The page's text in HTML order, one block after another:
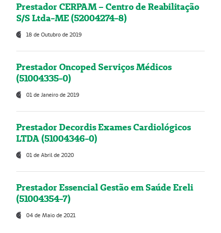
Prestador CERPAM – Centro de Reabilitação
S/S Ltda-ME (52004274-8)
18 de Outubro de 2019
Prestador Oncoped Serviços Médicos
(51004335-0)
01 de Janeiro de 2019
Prestador Decordis Exames Cardiológicos
LTDA (51004346-0)
01 de Abril de 2020
Prestador Essencial Gestão em Saúde Ereli
(51004354-7)
04 de Maio de 2021